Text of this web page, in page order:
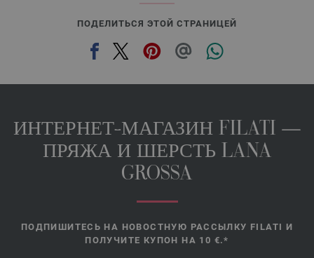
ПОДЕЛИТЬСЯ ЭТОЙ СТРАНИЦЕЙ
ИНТЕРНЕТ-МАГАЗИН FILATI —
ПРЯЖА И ШЕРСТЬ LANA
GROSSA
ПОДПИШИТЕСЬ НА НОВОСТНУЮ РАССЫЛКУ FILATI И
ПОЛУЧИТЕ КУПОН НА 10 €.*